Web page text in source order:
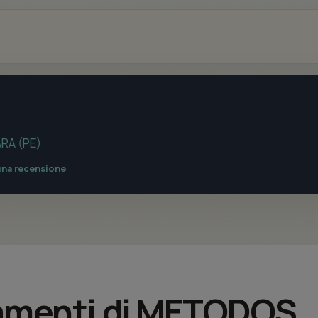
(PE)
recensione